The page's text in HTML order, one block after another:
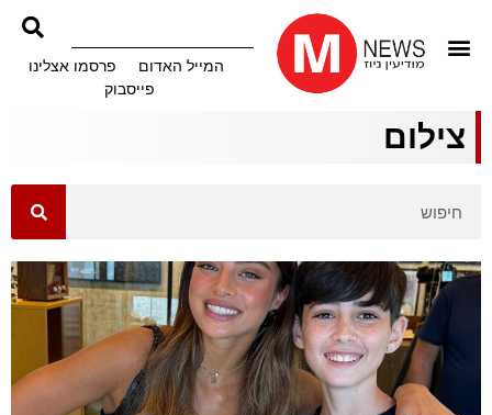
המייל האדום
פרסמו אצלינו
פייסבוק
צילום